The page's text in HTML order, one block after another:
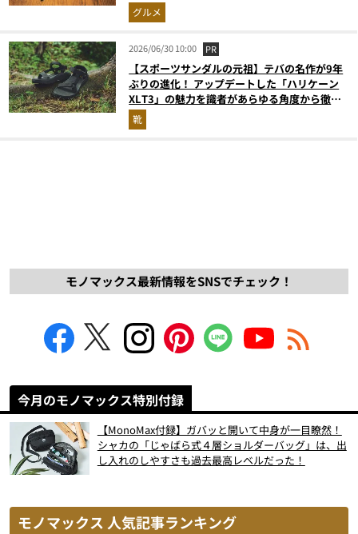
グルメ
2026/06/30 10:00 PR
【スポーツサンダルの元祖】テバの名作が9年
ぶりの進化！ アップデートした「ハリケーン
XLT3」の魅力を識者があらゆる角度から徹底
解説！
靴
モノマックス最新情報をSNSでチェック！
今月のモノマックス特別付録
【MonoMax付録】ガバッと開いて中身が一目瞭然！
シャカの「じゃばら式４層ショルダーバッグ」は、出
し入れのしやすさも過去最高レベルだった！
モノマックス 人気記事ランキング